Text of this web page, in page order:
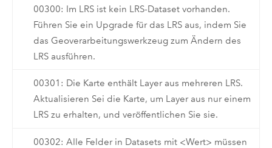
00300: Im LRS ist kein LRS-Dataset vorhanden.
Führen Sie ein Upgrade für das LRS aus, indem Sie
das Geoverarbeitungswerkzeug zum Ändern des
LRS ausführen.
00301: Die Karte enthält Layer aus mehreren LRS.
Aktualisieren Sei die Karte, um Layer aus nur einem
LRS zu erhalten, und veröffentlichen Sie sie.
00302: Alle Felder in Datasets mit <Wert> müssen